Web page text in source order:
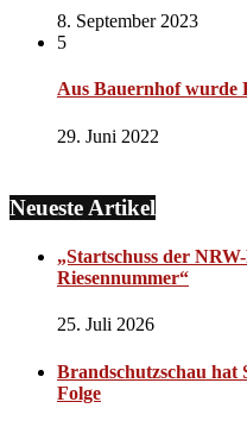
8. September 2023
5
Aus Bauernhof wurde
29. Juni 2022
Neueste Artikel
„Startschuss der
Riesennummer“
25. Juli 2026
Brandschutzschau hat
Folge